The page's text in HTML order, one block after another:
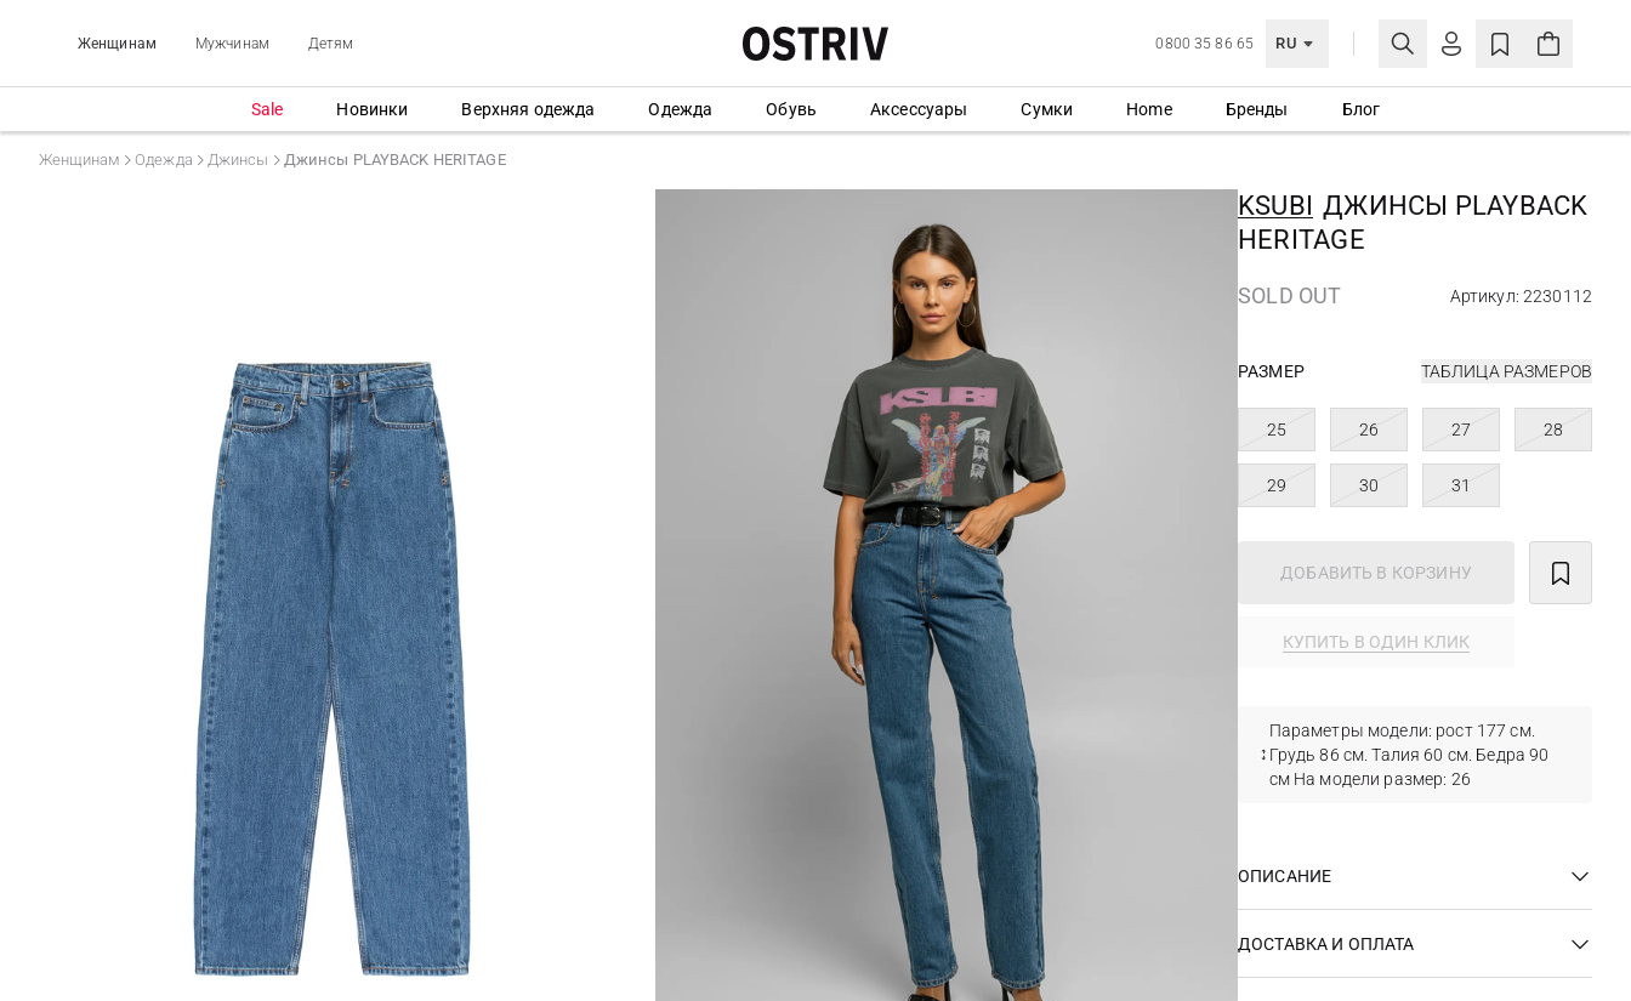
Женщинам Мужчинам Детям 0800 35 86 65 RU
ЛИЧНЫЙ КАБИНЕТ
Еще не зарегистрированы?
СОЗДАТЬ УЧЕТНУЮ ЗАПИСЬ
Sale Новинки Верхняя одежда Одежда Обувь Аксессуары Сумки Home Бренды Блог
Женщинам Одежда Джинсы Джинсы PLAYBACK HERITAGE
KSUBI ДЖИНСЫ PLAYBACK
HERITAGE
SOLD OUT Артикул: 2230112
РАЗМЕР ТАБЛИЦА РАЗМЕРОВ
25 26 27 28
29 30 31
ДОБАВИТЬ В КОРЗИНУ
КУПИТЬ В ОДИН КЛИК
Параметры модели: рост 177 см.
Грудь 86 см. Талия 60 см. Бедра 90
см На модели размер: 26
ОПИСАНИЕ
ДОСТАВКА И ОПЛАТА